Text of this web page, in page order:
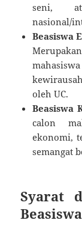
seni,
nasional/
Beasiswa
oleh UC.
Beasiswa
calon
ekonomi,
semangat
Syarat
Beasiswa